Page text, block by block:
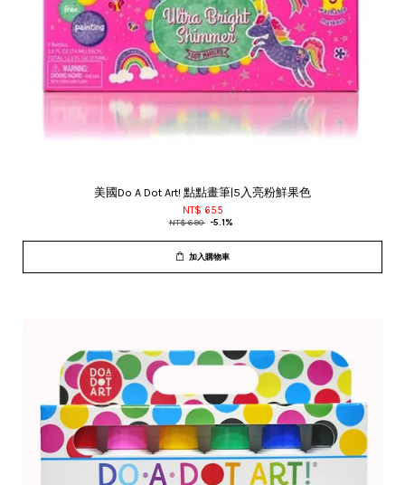
美國Do A Dot Art! 點點畫筆|5入亮粉鮮果色
NT$ 655
NT$ 690 -5.1%
加入購物車